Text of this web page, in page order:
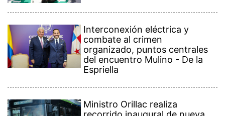
Interconexión eléctrica y
combate al crimen
organizado, puntos centrales
del encuentro Mulino - De la
Espriella
Ministro Orillac realiza